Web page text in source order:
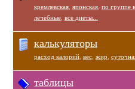
кремлевская, японская, по группе
лечебные, все диеты...
калькуляторы
расход калорий, вес, жир
таблицы